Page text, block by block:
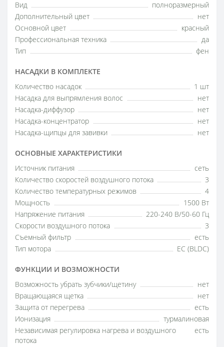
Вид
полноразмерный
Дополнительный цвет
нет
Основной цвет
красный
Профессиональная техника
да
Тип
фен
НАСАДКИ В КОМПЛЕКТЕ
Количество насадок
1 шт
Насадка для выпрямления волос
нет
Насадка-диффузор
нет
Насадка-концентратор
нет
Насадка-щипцы для завивки
нет
ОСНОВНЫЕ ХАРАКТЕРИСТИКИ
Источник питания
сеть
Количество скоростей воздушного потока
3
Количество температурных режимов
4
Мощность
1500 Вт
Напряжение питания
220-240 В/50-60 Гц
Скорости воздушного потока
3
Съемный фильтр
есть
Тип мотора
EC (BLDC)
ФУНКЦИИ И ВОЗМОЖНОСТИ
Возможность убрать зубчики/щетину
нет
Вращающаяся щетка
нет
Защита от перегрева
есть
Ионизация
турмалиновая
Независимая регулировка нагрева и воздушного
потока
есть